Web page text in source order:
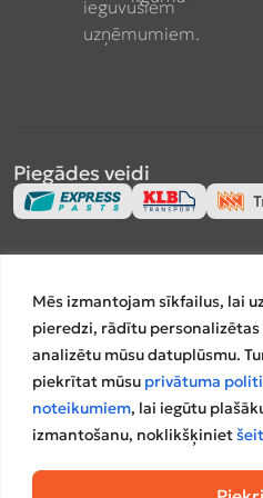
Mēs izmantojam sīkfailus, lai
pieredzi, rādītu personalizētas
analizētu mūsu datuplūsmu.
piekrītat mūsu privātuma
noteikumiem, lai iegūtu
izmantošanu, noklikšķinietšeit
ieguvušiem
uzņēmumiem.
Piegādes veidi
Salīdzināšanas